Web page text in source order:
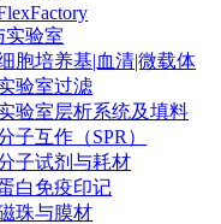
实验室
胞培养基|血清|微载体
验室过滤
验室层析系统及填料
子互作（SPR）
子试剂与耗材
白免疫印记
珠与膜材